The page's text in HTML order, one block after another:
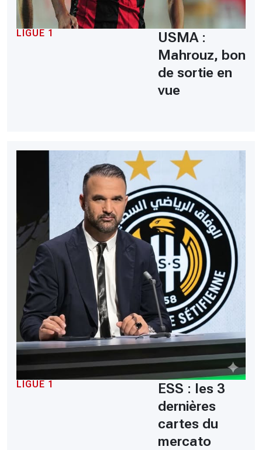
LIGUE 1
USMA :
Mahrouz, bon
de sortie en
vue
LIGUE 1
ESS : les 3
dernières
cartes du
mercato